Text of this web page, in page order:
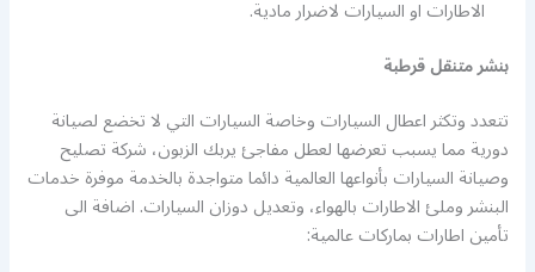
الاطارات او السيارات لاضرار مادية.
بنشر متنقل قرطبة
تتعدد وتكثر اعطال السيارات وخاصة السيارات التي لا تخضع لصيانة
دورية مما يسبب تعرضها لعطل مفاجئ يربك الزبون، شركة تصليح
وصيانة السيارات بأنواعها العالمية دائما متواجدة بالخدمة موفرة خدمات
البنشر وملئ الاطارات بالهواء، وتعديل دوزان السيارات. اضافة الى
تأمين اطارات بماركات عالمية: